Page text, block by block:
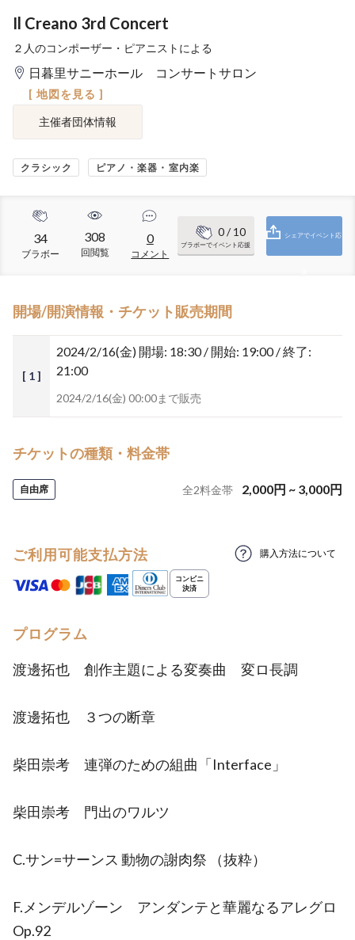
Il Creano 3rd Concert
２人のコンポーザー・ピアニストによる
日暮里サニーホール コンサートサロン
[ 地図を見る ]
主催者団体情報
クラシック ピアノ・楽器・室内楽
34
ブラボー
308
回閲覧
0
コメント
0/ 10
ブラボーでイベント応援
シェアでイベント応
開場/開演情報・チケット販売期間
[ 1 ]
2024/2/16(金) 開場: 18:30 / 開始: 19:00 / 終了:
21:00
2024/2/16(金) 00:00まで販売
チケットの種類・料金帯
自由席 全2料金帯 2,000円 ~ 3,000円
ご利用可能支払方法 購入方法について
プログラム
渡邊拓也 創作主題による変奏曲 変ロ長調
渡邊拓也 ３つの断章
柴田崇考 連弾のための組曲「Interface」
柴田崇考 門出のワルツ
C.サン=サーンス 動物の謝肉祭 （抜粋）
F.メンデルゾーン アンダンテと華麗なるアレグロ
Op.92